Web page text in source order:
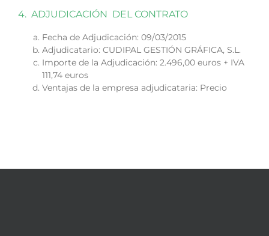
4. ADJUDICACIÓN DEL CONTRATO
Fecha de Adjudicación: 09/03/2015
Adjudicatario: CUDIPAL GESTIÓN GRÁFICA, S.L.
Importe de la Adjudicación: 2.496,00 euros + IVA
111,74 euros
Ventajas de la empresa adjudicataria: Precio